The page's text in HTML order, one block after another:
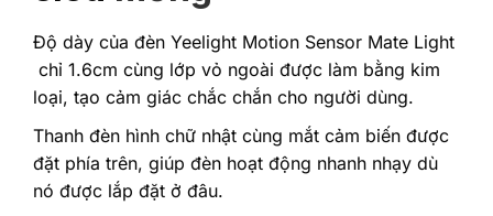
Độ dày của đèn Yeelight Motion Sensor Mate Light
chỉ 1.6cm cùng lớp vỏ ngoài được làm bằng kim
loại, tạo cảm giác chắc chắn cho người dùng.
Thanh đèn hình chữ nhật cùng mắt cảm biến được
đặt phía trên, giúp đèn hoạt động nhanh nhạy dù
nó được lắp đặt ở đâu.